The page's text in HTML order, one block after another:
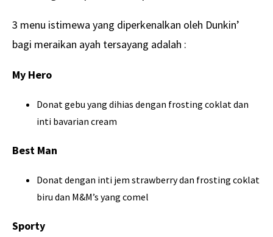
3 menu istimewa yang diperkenalkan oleh Dunkin’
bagi meraikan ayah tersayang adalah :
My Hero
Donat gebu yang dihias dengan frosting coklat dan
inti bavarian cream
Best Man
Donat dengan inti jem strawberry dan frosting coklat
biru dan M&M’s yang comel
Sporty